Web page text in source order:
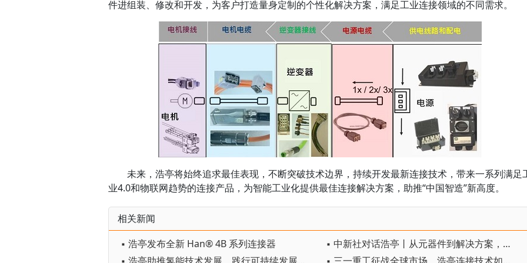
件进组装、修改和开发，为客户打造量身定制的个性化解决方案，满足工业连接领域的不同需求。
未来，浩亭将始终追求最佳表现，不断突破技术边界，持续开发最新连接技术，带来一系列满足
业4.0和物联网趋势的连接产品，为智能工业化提供最佳连接解决方案，助推“中国智造”新高度。
相关新闻
▪ 浩亭发布全新 Han® 4B 系列连接器
▪ 中新社对话浩亭丨从元器件到解决方案，三十年的本土化深耕